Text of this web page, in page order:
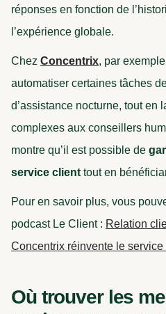
réponses en fonction de
l’expérience globale.
Chez Concentrix, par
automatiser certaines tâches
d’assistance nocturne, tout en
complexes aux conseillers
montre qu’il est possible de
service client tout en
Pour en savoir plus, vous
podcast Le Client : Relation
Concentrix réinvente le service
Où trouver les